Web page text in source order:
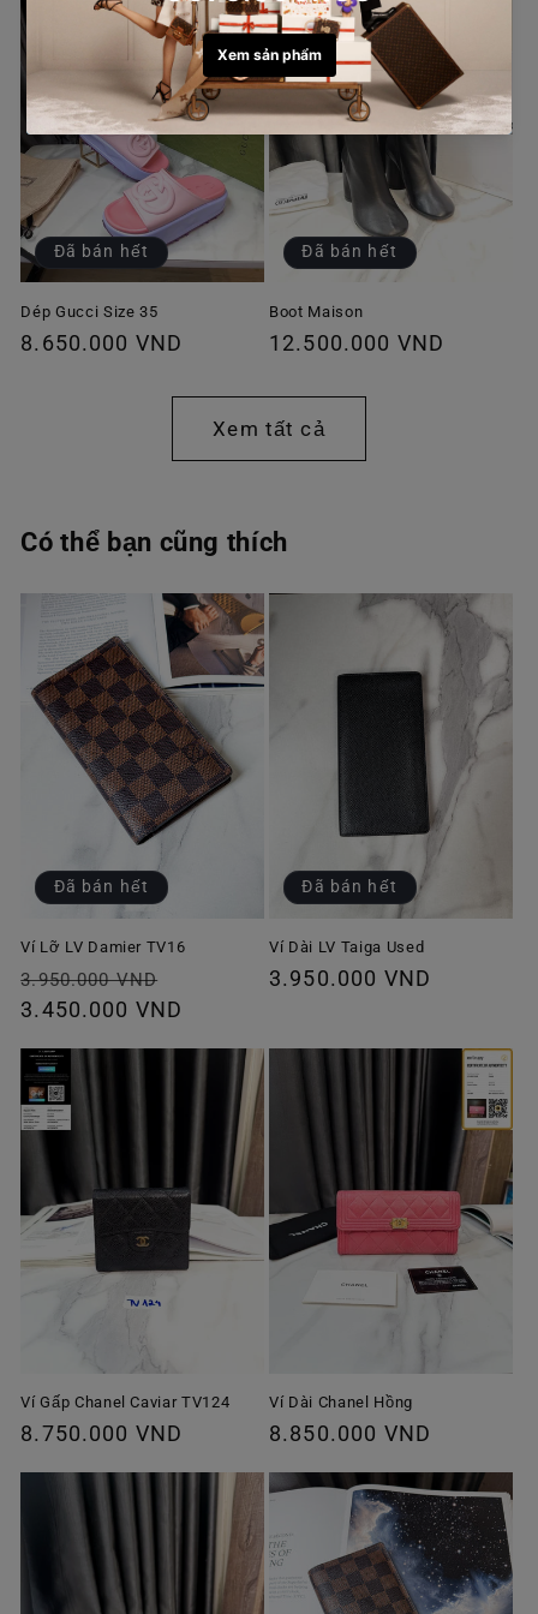
Đã bán hết
Dép Gucci Size 35
Giá
8.650.000 VND
Đã bán hết
Boot Maison
Giá
thường
12.500.000 VND
Xem tất cả
Có thể bạn cũng thích
Đã bán hết
Ví Lỡ LV Damier TV16
Giá
thông
3.950.000 VND
ưu
3.450.000 VND
Đã bán hết
Ví Dài LV Taiga Used
Giá
3.950.000 VND
Ví Gấp Chanel Caviar TV124
Giá
8.750.000 VND
Ví Dài Chanel Hồng
Giá
thường
8.850.000 VND